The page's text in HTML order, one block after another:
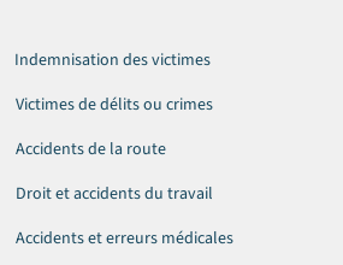
Indemnisation des victimes
Victimes de délits ou crimes
Accidents de la route
Droit et accidents du travail
Accidents et erreurs médicales